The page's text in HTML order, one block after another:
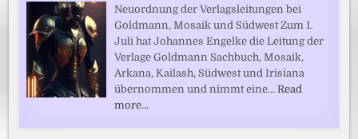
Neuordnung der Verlagsleitungen bei
Goldmann, Mosaik und Südwest Zum 1.
Juli hat Johannes Engelke die Leitung der
Verlage Goldmann Sachbuch, Mosaik,
Arkana, Kailash, Südwest und Irisiana
übernommen und nimmt eine…Read
more…